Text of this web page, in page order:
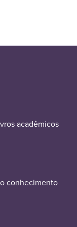
acadêmicos
conhecimento